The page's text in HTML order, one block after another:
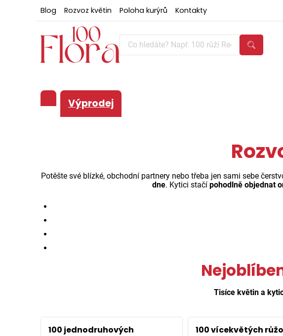
Blog Rozvoz květin Poloha kurýrů Kontakty
Výprodej
Potěšte své blízké, obchodní partnery nebo třeba jen sami sebe
dne. Kytici stačí pohodlně objednat
Tisíce květin a
100 jednodruhových
100 vícekvětých